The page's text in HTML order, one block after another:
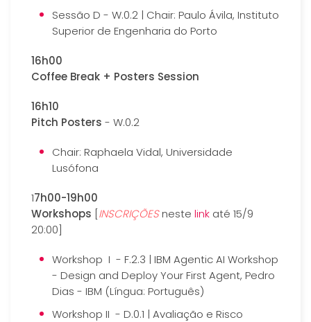
Sessão D - W.0.2 | Chair: Paulo Ávila, Instituto
Superior de Engenharia do Porto
16h00
Coffee Break + Posters Session
16h10
Pitch Posters - W.0.2
Chair: Raphaela Vidal, Universidade
Lusófona
17h00-19h00
Workshops [INSCRIÇÕESneste link até 15/9
20:00]
Workshop I - F.2.3 | IBM Agentic AI Workshop
- Design and Deploy Your First Agent, Pedro
Dias - IBM (Língua: Português)
Workshop II - D.0.1 | Avaliação e Risco